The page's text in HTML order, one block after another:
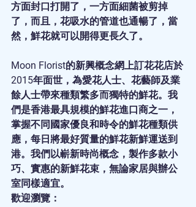
方面封口打開了，一方面細菌被剪掉
了，而且，花吸水的管道也通暢了，當
然，鮮花就可以開得更長久了。
Moon Florist的新興概念網上訂花花店於
2015年面世，為愛花人士、花藝師及業
餘人士帶來種類繁多而獨特的鮮花。我
們是香港最具規模的鮮花進口商之一，
掌握不同國家優良和時令的鮮花種類供
應，每日將最好質量的鮮花新鮮運送到
港。我們以嶄新時尚概念，製作多款小
巧、實惠的新鮮花束，無論家居與辦公
室同樣適宜。
歡迎瀏覽：